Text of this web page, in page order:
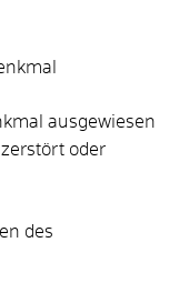
ausgewiesen
oder
des